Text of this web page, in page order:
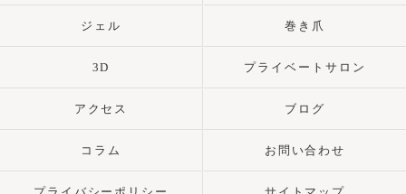
ジェル 巻き爪
3D プライベートサロン
アクセス ブログ
コラム お問い合わせ